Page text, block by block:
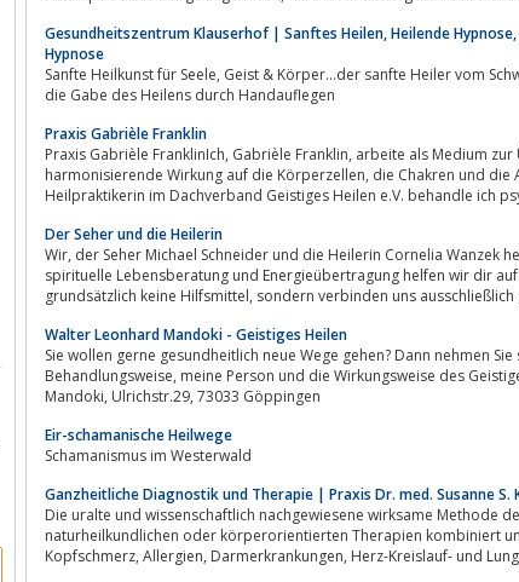
Gesundheitszentrum Klauserhof | Sanftes Heilen, Heilende
Hypnose
Sanfte Heilkunst für Seele, Geist & Körper...der sanfte Heiler vom Schwarzwald oder auch der Seelenflüsterer genannt, besitzt
die Gabe des Heilens durch Handauflegen
Praxis Gabrièle Franklin
Praxis Gabrièle FranklinIch, Gabrièle Franklin, arbeite als Medium zur Übertragung von Lichtenergie, die eine
harmonisierende Wirkung auf die Körperzellen, die Chakren und die Aurakörper entfalten kann.Als anerkannte Heilerin und
Heilpraktikerin im Dachverband Geistiges Heilen e.V. behandle ich
Der Seher und die Heilerin
Wir, der Seher Michael Schneider und die Heilerin Cornelia Wanzek helfen dir wieder zu dir selbst zu finden.Durch unsere
spirituelle Lebensberatung und Energieübertragung helfen wir dir
grundsätzlich keine Hilfsmittel, sondern verbinden uns
Walter Leonhard Mandoki - Geistiges Heilen
Sie wollen gerne gesundheitlich neue Wege gehen? Dann nehmen
Behandlungsweise, meine Person und die Wirkungsweise des Geistigen Heilens. Praxis für Geistiges Heilen Walter Leonhard
Mandoki, Ulrichstr.29, 73033 Göppingen
Eir-schamanische Heilwege
Schamanismus im Westerwald
Ganzheitliche Diagnostik und Therapie | Praxis Dr. med. Susanne S.
Die uralte und wissenschaftlich nachgewiesene wirksame Methode
naturheilkundlichen oder körperorientierten Therapien kombiniert